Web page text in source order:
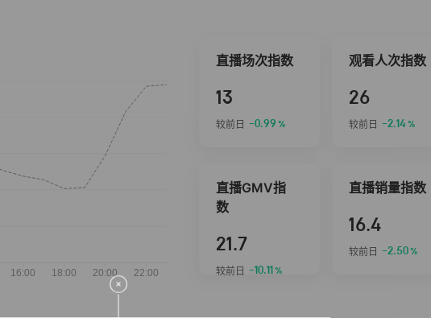
直播场次指数
13
较前日 -0.99 %
观看人次指数
26
较前日 -2.14%
直播GMV指
数
21.7
较前日 -10.11 %
直播销量指数
16.4
较前日 -2.50%